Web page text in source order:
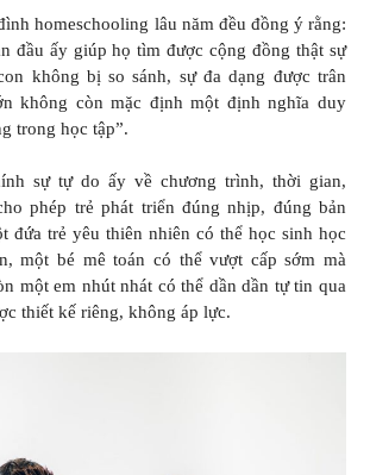
homeschooling lâu năm đều đồng ý rằng:
đầu ấy giúp họ tìm được cộng đồng thật sự
không bị so sánh, sự đa dạng được trân
không còn mặc định một định nghĩa duy
trong học tập”.
sự tự do ấy về chương trình, thời gian,
phép trẻ phát triển đúng nhịp, đúng bản
đứa trẻ yêu thiên nhiên có thể học sinh học
một bé mê toán có thể vượt cấp sớm mà
một em nhút nhát có thể dần dần tự tin qua
thiết kế riêng, không áp lực.